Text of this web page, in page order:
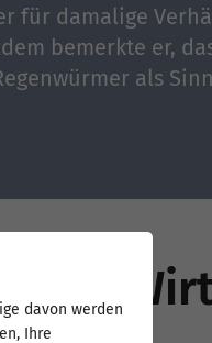
für damalige
bemerkte er,
als
davon werden
Ihre